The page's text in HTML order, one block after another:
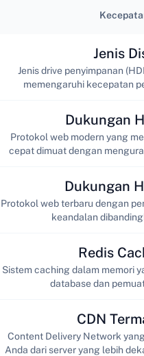
Jenis
Jenis drive penyimpanan
memengaruhi kecepatan
Dukungan
Protokol web modern yang
cepat dimuat dengan
Dukungan
Protokol web terbaru dengan
keandalan
Redis
Sistem caching dalam memori
database dan
CDN
Content Delivery Network
Anda dari server yang lebih